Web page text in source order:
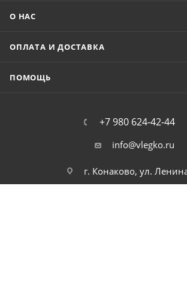
О НАС
ОПЛАТА И ДОСТАВКА
ПОМОЩЬ
+7 980 624-42-44
info@vlegko.ru
г. Конаково, ул.